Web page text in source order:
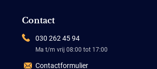
Contact
030 262 45 94
Ma t/m vrij 08:00 tot 17:00
Contactformulier